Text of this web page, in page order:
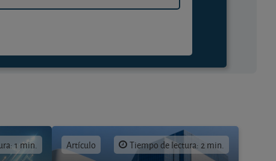
1 min. Artículo Tiempo de lectura: 2 min.